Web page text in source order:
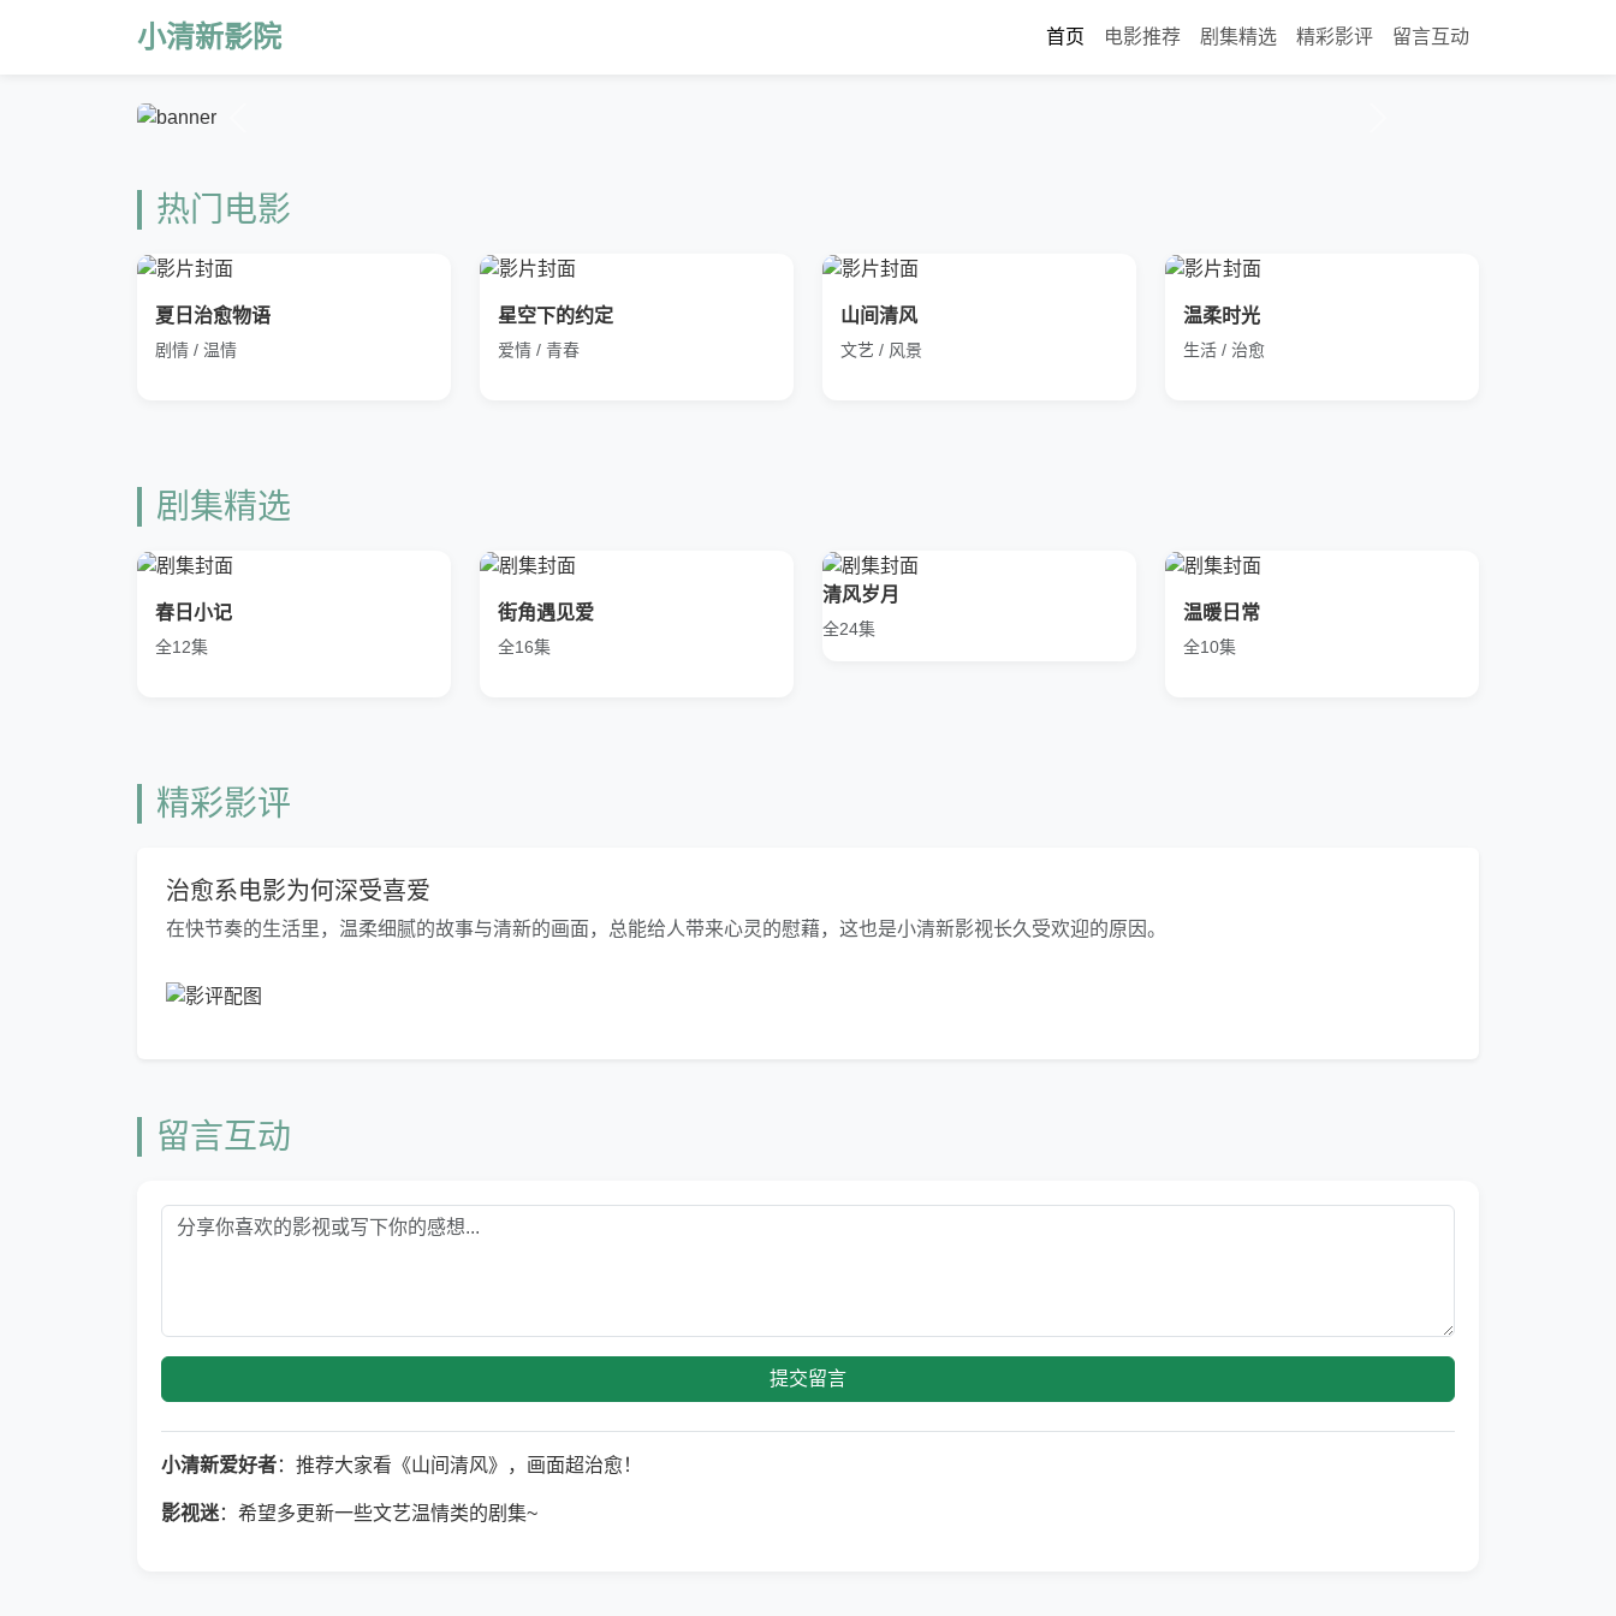
小清新影院 首页 电影推荐 剧集精选 精彩影评 留言互动
热门电影
夏日治愈物语
剧情 / 温情
星空下的约定
爱情 / 青春
山间清风
文艺 / 风景
温柔时光
生活 / 治愈
剧集精选
春日小记
全12集
街角遇见爱
全16集
清风岁月
全24集
温暖日常
全10集
精彩影评
治愈系电影为何深受喜爱
在快节奏的生活里，温柔细腻的故事与清新的画面，总能给人带来心灵的慰藉，这也是小清新影视长久受欢迎的原因。
留言互动
提交留言
小清新爱好者：推荐大家看《山间清风》，画面超治愈！
影视迷：希望多更新一些文艺温情类的剧集~